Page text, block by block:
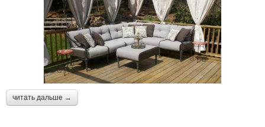
читать дальше →